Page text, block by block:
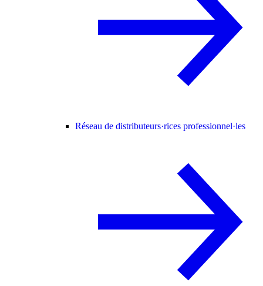
Réseau de distributeurs·rices professionnel·les